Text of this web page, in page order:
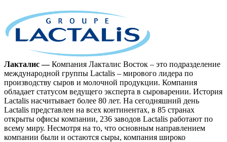
Лакталис —Компания Лакталис Восток – это подразделение
международной группы Lactalis – мирового лидера по
производству сыров и молочной продукции. Компания
обладает статусом ведущего эксперта в сыроварении. История
Lactalis насчитывает более 80 лет. На сегодняшний день
Lactalis представлен на всех континентах, в 85 странах
открыты офисы компании, 236 заводов Lactalis работают по
всему миру. Несмотря на то, что основным направлением
компании были и остаются сыры, компания широко